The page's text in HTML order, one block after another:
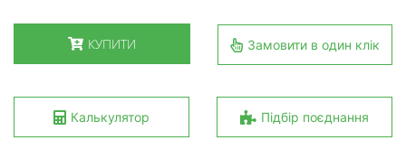
КУПИТИ Замовити в один клік
Калькулятор Підбір поєднання